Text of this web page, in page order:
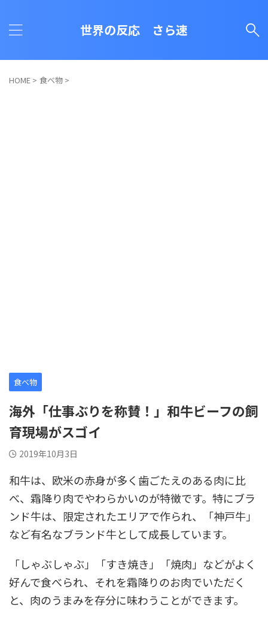
世界の反応 さら速
HOME > 食べ物 >
食べ物
海外「仕事ぶりを称賛！」和牛ビーフの飼
育現場がスゴイ
2019年10月3日
和牛は、欧米の赤身が多く歯ごたえのある肉に比
べ、霜降り肉でやわらかいのが特徴です。特にブラ
ンド牛は、限定されたエリアで作られ、「神戸牛」
など有名なブランド牛として成長しています。
「しゃぶしゃぶ」「すき焼き」「焼肉」などがよく
好んで食べられ、それを霜降りのお肉でいただく
と、肉のうまみを存分に味わうことができます。